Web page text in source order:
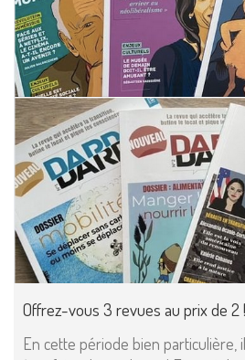
Offrez-vous 3 revues au prix de 2 !
En cette période bien particulière,